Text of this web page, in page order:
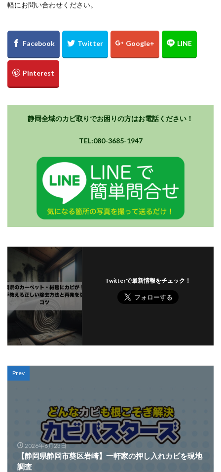
軽にお問い合わせください。
静岡全域のカビ取りでお困りの方はお電話ください！
TEL:080-3685-1947
Twitterで最新情報をチェック！
Prev
2026年6月23日
【静岡県静岡市葵区岩崎】一軒家の押し入れカビを現地
調査